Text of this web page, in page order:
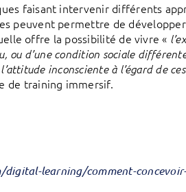
faisant intervenir différents
peuvent permettre de
offre la possibilité de vivre «
ou d’une condition sociale
inconsciente à l’égard de
de training immersif.
learning/comment-